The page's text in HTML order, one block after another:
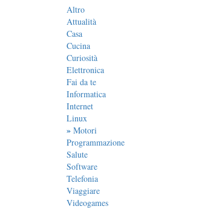
Altro
Attualità
Casa
Cucina
Curiosità
Elettronica
Fai da te
Informatica
Internet
Linux
»Motori
Programmazione
Salute
Software
Telefonia
Viaggiare
Videogames